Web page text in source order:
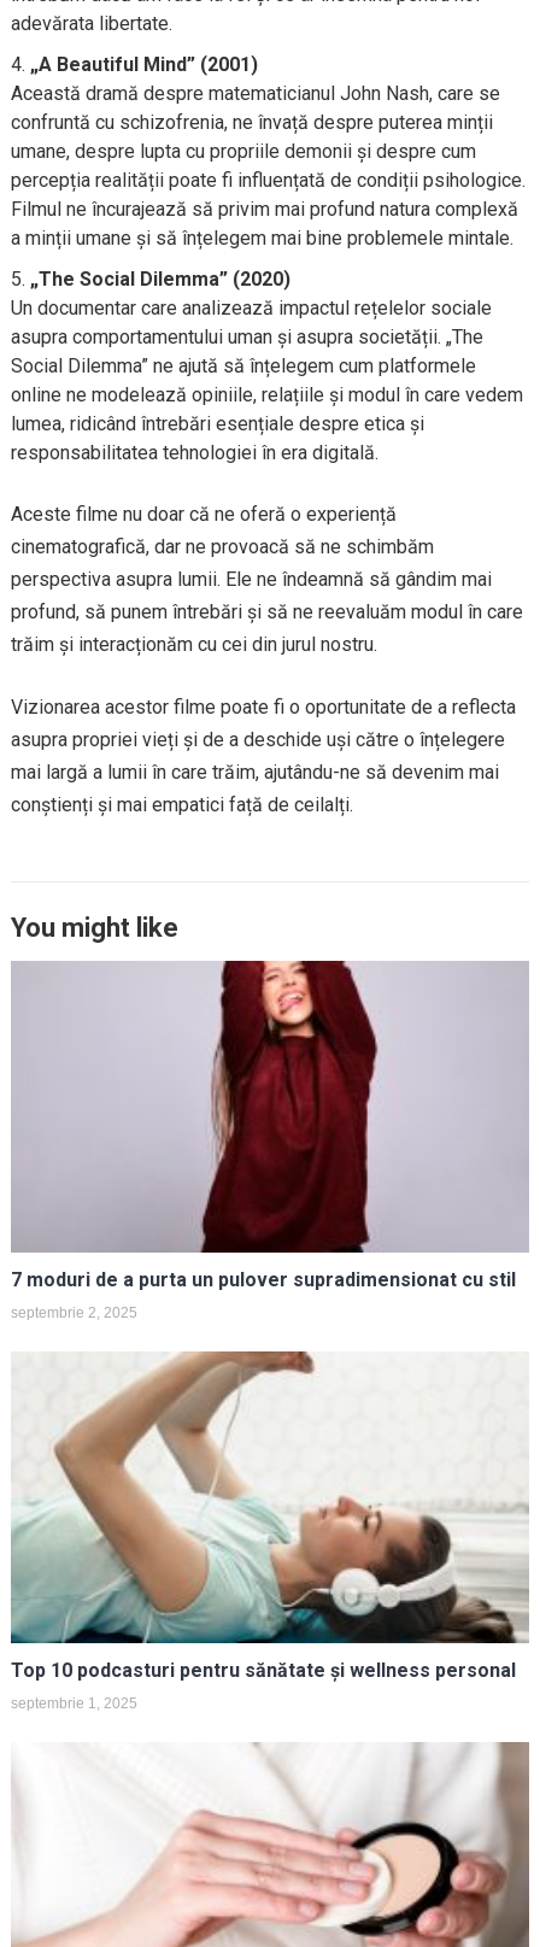
adevărata libertate.
„A Beautiful Mind” (2001)
Această dramă despre matematicianul John Nash, care se
confruntă cu schizofrenia, ne învață despre puterea minții
umane, despre lupta cu propriile demonii și despre cum
percepția realității poate fi influențată de condiții psihologice.
Filmul ne încurajează să privim mai profund natura complexă
a minții umane și să înțelegem mai bine problemele mintale.
„The Social Dilemma” (2020)
Un documentar care analizează impactul rețelelor sociale
asupra comportamentului uman și asupra societății. „The
Social Dilemma” ne ajută să înțelegem cum platformele
online ne modelează opiniile, relațiile și modul în care vedem
lumea, ridicând întrebări esențiale despre etica și
responsabilitatea tehnologiei în era digitală.
Aceste filme nu doar că ne oferă o experiență
cinematografică, dar ne provoacă să ne schimbăm
perspectiva asupra lumii. Ele ne îndeamnă să gândim mai
profund, să punem întrebări și să ne reevaluăm modul în care
trăim și interacționăm cu cei din jurul nostru.
Vizionarea acestor filme poate fi o oportunitate de a reflecta
asupra propriei vieți și de a deschide uși către o înțelegere
mai largă a lumii în care trăim, ajutându-ne să devenim mai
conștienți și mai empatici față de ceilalți.
You might like
7 moduri de a purta un pulover supradimensionat cu stil
septembrie 2, 2025
Top 10 podcasturi pentru sănătate și wellness personal
septembrie 1, 2025